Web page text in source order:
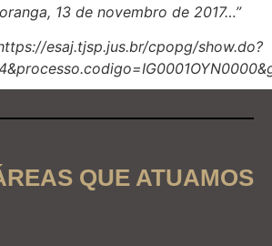
13 de novembro de 2017…”
cpopg/show.do?
QUE ATUAMOS